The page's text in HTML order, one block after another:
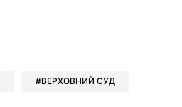
ВЕРХОВНИЙ СУД